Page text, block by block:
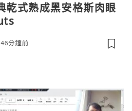
乾式熟成黑安格斯肉眼
46分鐘前